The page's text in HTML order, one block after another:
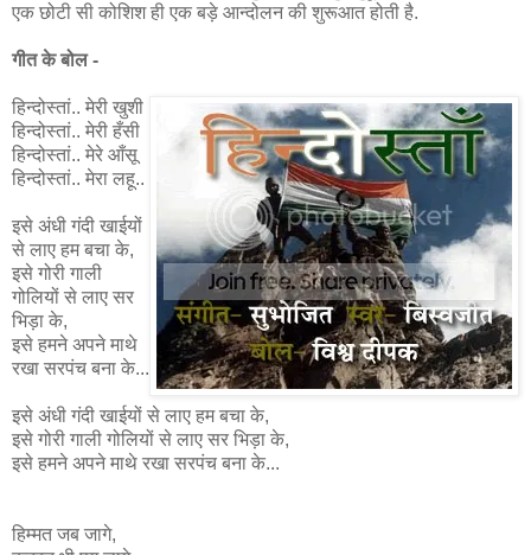
एक छोटी सी कोशिश ही एक बड़े आन्दोलन की शुरूआत होती है.
गीत के बोल -
हिन्दोस्तां.. मेरी खुशी
हिन्दोस्तां.. मेरी हँसी
हिन्दोस्तां.. मेरे आँसू
हिन्दोस्तां.. मेरा लहू..
इसे अंधी गंदी खाईयों
से लाए हम बचा के,
इसे गोरी गाली
गोलियों से लाए सर
भिड़ा के,
इसे हमने अपने माथे
रखा सरपंच बना के...
इसे अंधी गंदी खाईयों से लाए हम बचा के,
इसे गोरी गाली गोलियों से लाए सर भिड़ा के,
इसे हमने अपने माथे रखा सरपंच बना के...
हिम्मत जब जागे,